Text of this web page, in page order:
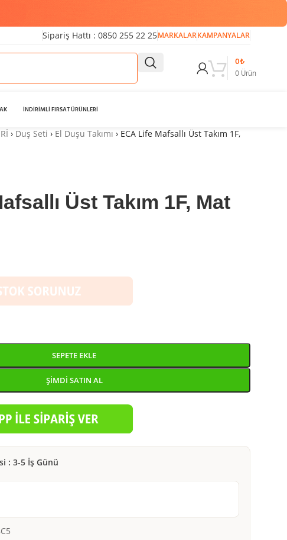
Sipariş Hattı : 0850 255 22 25MARKALARKAMPANYALAR
0Ürün
0₺
İNDİRİMLİ FIRSAT ÜRÜNLERİ
› Duş Seti › El Duşu Takımı › ECA Life Mafsallı Üst Takım 1F,
Üst Takım 1F, Mat
SEPETE EKLE
ŞIMDI SATIN AL
: 3-5 İş Günü